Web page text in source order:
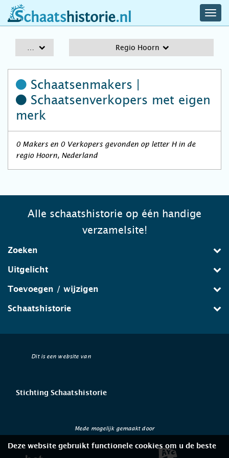
schaatshistorie.nl
Regio Hoorn
Schaatsenmakers |
Schaatsenverkopers met eigen
merk
0 Makers en 0 Verkopers gevonden op letter H in de
regio Hoorn, Nederland
Alle schaatshistorie op één handige
verzamelsite!
Zoeken
Uitgelicht
Toevoegen / wijzigen
Schaatshistorie
Dit is een website van
Stichting Schaatshistorie
Mede mogelijk gemaakt door
Deze website gebruikt functionele cookies om u de beste